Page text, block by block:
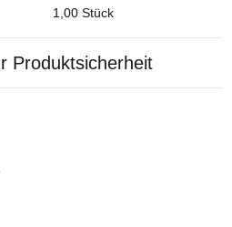
1,00 Stück
Produktsicherheit